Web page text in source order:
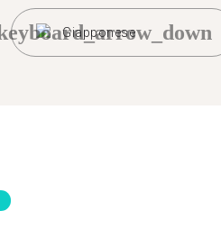
Giapponese